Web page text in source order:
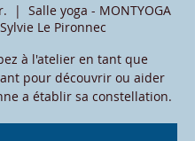
  |
Salle yoga - MONTYOGA
Sylvie Le Pironnec
à l'atelier en tant que
pour découvrir ou aider
a établir sa constellation.